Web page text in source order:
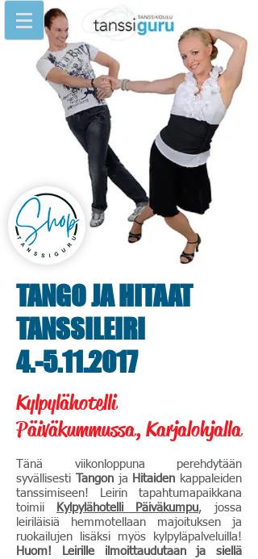
TANGO JA HITAAT
TANSSILEIRI
4.-5.11.2017
Kylpylähotelli
Päiväkummussa, Karjalohjalla
Tänä viikonloppuna perehdytään
syvällisesti
Tangon ja Hitaiden kappaleiden
tanssimiseen! Leirin tapahtumapaikkana
toimii
Kylpylähotelli Päiväkumpu, jossa
leiriläisiä hemmotellaan majoituksen ja
ruokailujen lisäksi myös kylpyläpalveluilla!
Huom! Leirille ilmoittaudutaan ja siellä